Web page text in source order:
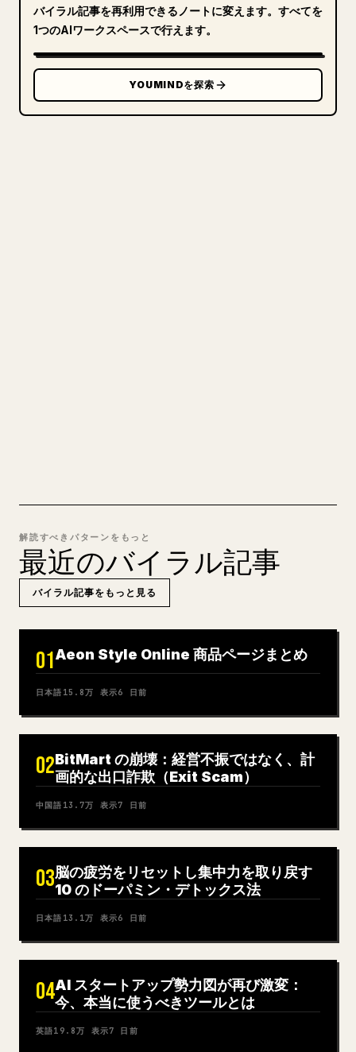
バイラル記事を再利用できるノートに変えます。すべてを
1つのAIワークスペースで行えます。
YOUMINDを探索
解読すべきパターンをもっと
最近のバイラル記事
バイラル記事をもっと見る
01Aeon Style Online 商品ページまとめ
日本語 15.8万 表示6 日前
02BitMart の崩壊：経営不振ではなく、計
画的な出口詐欺（Exit Scam）
中国語 13.7万 表示7 日前
03脳の疲労をリセットし集中力を取り戻す
10 のドーパミン・デトックス法
日本語 13.1万 表示6 日前
04AI スタートアップ勢力図が再び激変：
今、本当に使うべきツールとは
英語19.8万 表示7 日前